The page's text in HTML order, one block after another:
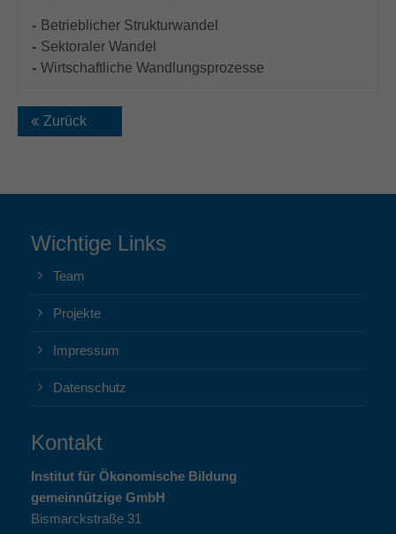
Betrieblicher Strukturwandel
Sektoraler Wandel
Wirtschaftliche Wandlungsprozesse
Zurück
Wichtige Links
Team
Projekte
Impressum
Datenschutz
Kontakt
Institut für Ökonomische Bildung
gemeinnützige GmbH
Bismarckstraße 31